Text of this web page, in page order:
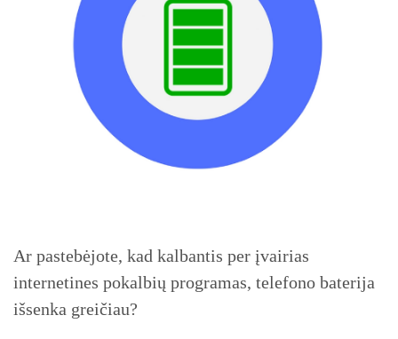
Ar pastebėjote, kad kalbantis per įvairias
internetines pokalbių programas, telefono baterija
išsenka greičiau?